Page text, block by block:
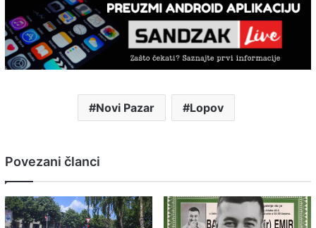
Novi Pazar Lopov
Povezani članci